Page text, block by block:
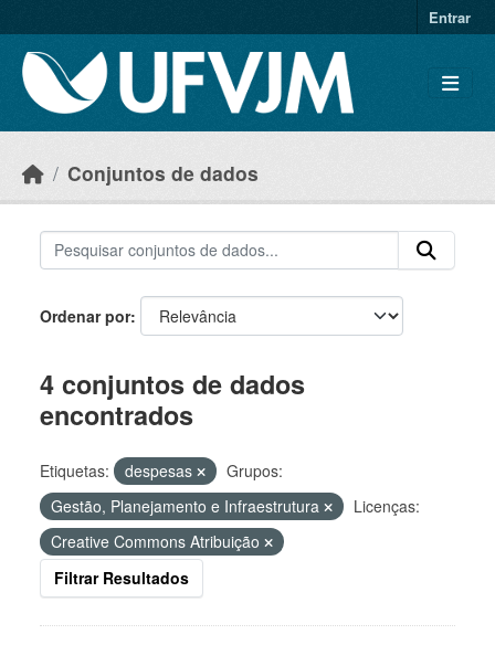
Entrar
Conjuntos de dados
Ordenar por
4 conjuntos de dados
encontrados
Etiquetas: despesas
Grupos:
Gestão, Planejamento e Infraestrutura
Licenças:
Creative Commons Atribuição
Filtrar Resultados